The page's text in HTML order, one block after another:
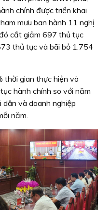
chính được triển khai
mưu ban hành 11 nghị
cắt giảm 697 thủ tục
thủ tục và bãi bỏ 1.754
thời gian thực hiện và
hành chính so với năm
dân và doanh nghiệp
năm.